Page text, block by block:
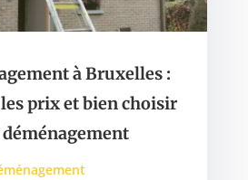
à Bruxelles :
prix et bien choisir
déménagement